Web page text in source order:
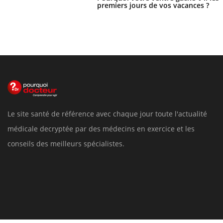
premiers jours de vos vacances ?
Le site santé de référence avec chaque jour toute l'actualité
médicale decryptée par des médecins en exercice et les
conseils des meilleurs spécialistes.